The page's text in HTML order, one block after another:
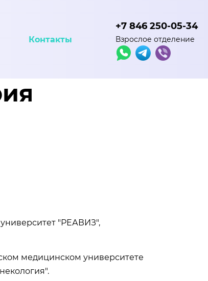
Контакты
+7 846 250-05-34
Взрослое отделение
"РЕАВИЗ",
медицинском университете